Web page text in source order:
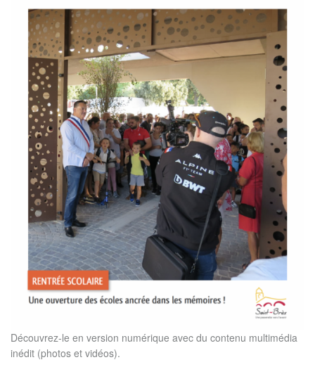
Découvrez-le en version numérique avec du contenu multimédia
inédit (photos et vidéos).